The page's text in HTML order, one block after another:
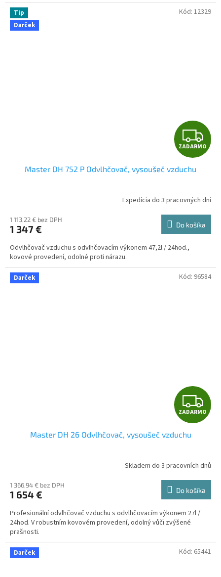
Tip
Darček
Z
A
A
R
M
ZADARMO
Master DH 752 P Odvlhčovač, vysoušeč vzduchu
Expedícia do 3 pracovných dní
1 113,22 € bez DPH
1 347 € Do košíka
Odvlhčovač vzduchu s odvlhčovacím výkonem 47,2l / 24hod.,
kovové provedení, odolné proti nárazu.
Kód: 12329
Darček
Z
A
A
R
M
ZADARMO
Master DH 26 Odvlhčovač, vysoušeč vzduchu
Skladem do 3 pracovních dnů
1 366,94 € bez DPH
1 654 € Do košíka
Profesionální odvlhčovač vzduchu s odvlhčovacím výkonem 27l /
24hod. V robustním kovovém provedení, odolný vůči zvýšené
prašnosti.
Kód: 96584
Darček Kód: 65441